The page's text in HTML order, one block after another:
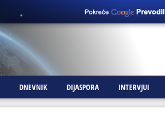
DNEVNIK DIJASPORA INTERVJUI